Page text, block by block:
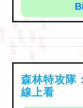
森林特攻隊
線上看